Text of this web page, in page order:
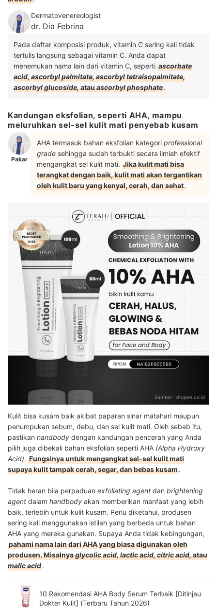
Dermatovenereologist
dr. Dia Febrina
Pada daftar komposisi produk, vitamin C sering kali tidak
tertulis langsung sebagai vitamin C. Anda dapat
menemukan nama lain dari vitamin C, seperti ascorbate
acid, ascorbyl palmitate, ascorbyl tetraisopalmitate,
ascorbyl glucoside,atauascorbyl phosphate.
Kandungan eksfolian, seperti AHA, mampu
meluruhkan sel-sel kulit mati penyebab kusam
Pakar
AHA termasuk bahan eksfolian kategori professional
grade sehingga sudah terbukti secara ilmiah efektif
mengangkat sel kulit mati. Jika kulit mati bisa
terangkat dengan baik, kulit mati akan tergantikan
oleh kulit baru yang kenyal, cerah, dan sehat.
Sumber: shopee.co.id
Kulit bisa kusam baik akibat paparan sinar matahari maupun
penumpukan sebum, debu, dan sel kulit mati. Oleh sebab itu,
pastikan handbody dengan kandungan pencerah yang Anda
pilih juga dibekali bahan eksfolian seperti AHA (Alpha Hydroxy
Acid). Fungsinya untuk mengangkat sel-sel kulit mati
supaya kulit tampak cerah, segar, dan bebas kusam.
Tidak heran bila perpaduan exfoliating agent dan brightening
agent dalam handbody akan memberikan manfaat yang lebih
baik, terlebih untuk kulit kusam. Perlu diketahui, produsen
sering kali menggunakan istilah yang berbeda untuk bahan
AHA yang mereka gunakan. Supaya Anda tidak kebingungan,
pahami nama lain dari AHA yang biasa digunakan oleh
produsen. Misalnyaglycolic acid, lactic acid, citric acid,atau
malic acid.
10 Rekomendasi AHA Body Serum Terbaik [Ditinjau
Dokter Kulit] (Terbaru Tahun 2026)